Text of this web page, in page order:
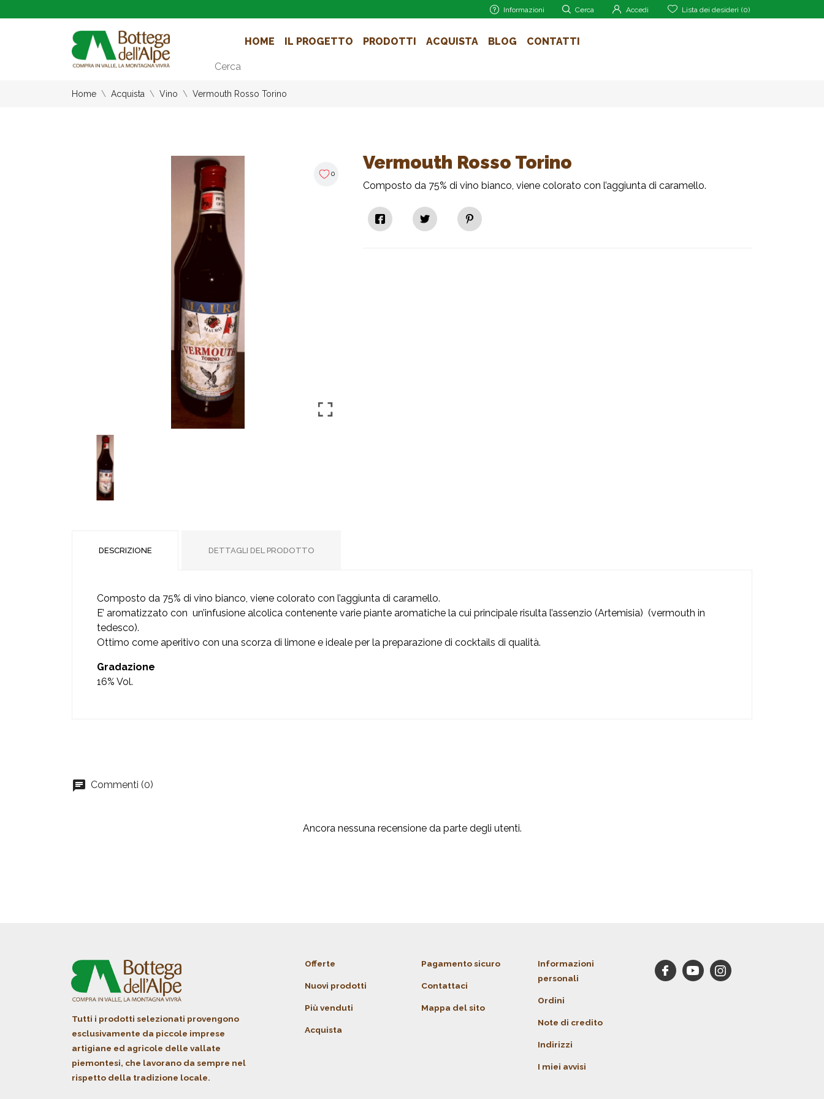
Informazioni Cerca Accedi Lista dei desideri (0)
HOME IL PROGETTO PRODOTTI ACQUISTA BLOG CONTATTI
Cerca
Home Acquista Vino Vermouth Rosso Torino
0
Vermouth Rosso Torino
Composto da 75% di vino bianco, viene colorato con l’aggiunta di caramello.
DESCRIZIONE DETTAGLI DEL PRODOTTO
Composto da 75% di vino bianco, viene colorato con l’aggiunta di caramello.
E’ aromatizzato con un’infusione alcolica contenente varie piante aromatiche la cui principale risulta l’assenzio (Artemisia) (vermouth in
tedesco).
Ottimo come aperitivo con una scorza di limone e ideale per la preparazione di cocktails di qualità.
Gradazione
16% Vol.
Commenti (0)
Ancora nessuna recensione da parte degli utenti.
Tutti i prodotti selezionati provengono
esclusivamente da piccole imprese
artigiane ed agricole delle vallate
piemontesi, che lavorano da sempre nel
rispetto della tradizione locale.
Offerte
Nuovi prodotti
Più venduti
Acquista
Pagamento sicuro
Contattaci
Mappa del sito
Informazioni
personali
Ordini
Note di credito
Indirizzi
I miei avvisi